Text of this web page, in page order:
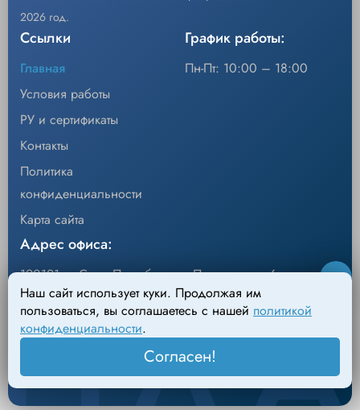
2026 год.
Ссылки
Главная
Условия работы
РУ и сертификаты
Контакты
Политика
конфиденциальности
Карта сайта
График работы:
Пн-Пт: 10:00 – 18:00
Адрес офиса:
190121, г. Санкт-Петербург, ул.Перевозная, 6
Адрес склада:
198095, г. Санкт-Петербург, Михайловский пер., д.4
Наш сайт использует куки. Продолжая им
пользоваться, вы соглашаетесь с нашей политикой
конфиденциальности.
Согласен!